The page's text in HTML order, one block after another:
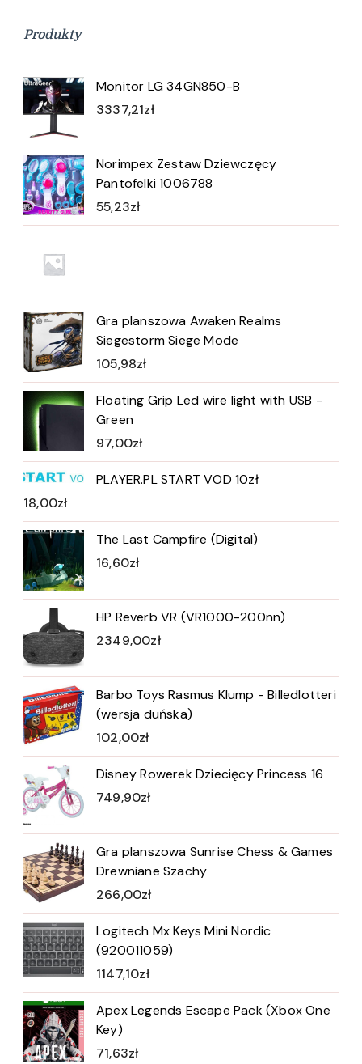
Produkty
Monitor LG 34GN850-B
3337,21zł
Norimpex Zestaw Dziewczęcy
Pantofelki 1006788
55,23zł
Gra planszowa Awaken Realms
Siegestorm Siege Mode
105,98zł
Floating Grip Led wire light with USB -
Green
97,00zł
PLAYER.PL START VOD 10zł
18,00zł
The Last Campfire (Digital)
16,60zł
HP Reverb VR (VR1000-200nn)
2349,00zł
Barbo Toys Rasmus Klump - Billedlotteri
(wersja duńska)
102,00zł
Disney Rowerek Dziecięcy Princess 16
749,90zł
Gra planszowa Sunrise Chess & Games
Drewniane Szachy
266,00zł
Logitech Mx Keys Mini Nordic
(920011059)
1147,10zł
Apex Legends Escape Pack (Xbox One
Key)
71,63zł